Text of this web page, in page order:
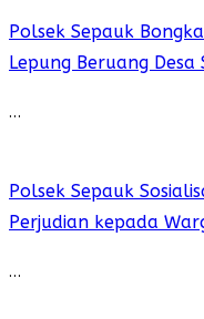
Polsek Sepauk
Lepung Beruang Desa
…
Polsek Sepauk
Perjudian kepada
…